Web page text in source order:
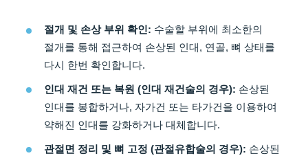
절개 및 손상 부위 확인: 수술할 부위에 최소한의
절개를 통해 접근하여 손상된 인대, 연골, 뼈 상태를
다시 한번 확인합니다.
인대 재건 또는 복원 (인대 재건술의 경우): 손상된
인대를 봉합하거나, 자가건 또는 타가건을 이용하여
약해진 인대를 강화하거나 대체합니다.
관절면 정리 및 뼈 고정 (관절유합술의 경우): 손상된